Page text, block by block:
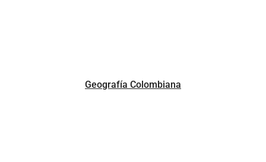
Geografía Colombiana